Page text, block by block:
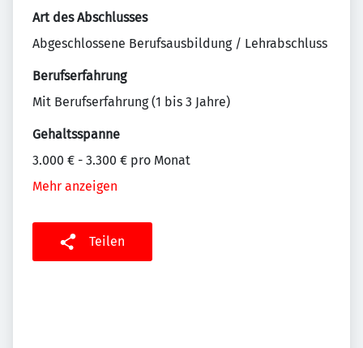
Art des Abschlusses
Abgeschlossene Berufsausbildung / Lehrabschluss
Berufserfahrung
Mit Berufserfahrung (1 bis 3 Jahre)
Gehaltsspanne
3.000 € - 3.300 € pro Monat
Mehr anzeigen
Teilen